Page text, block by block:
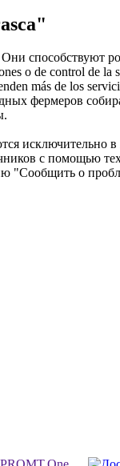
Они способствуют
o de control de
más de los
фермеров
исключительно
с помощью
"Сообщить о